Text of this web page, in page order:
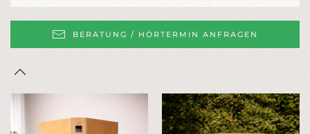
BERATUNG / HÖRTERMIN ANFRAGEN